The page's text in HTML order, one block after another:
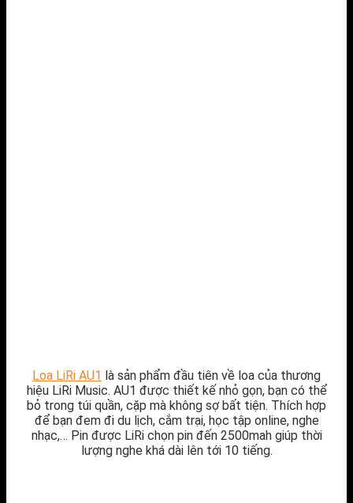
Loa LiRi AU1 là sản phẩm đầu tiên về loa của thương
hiệu LiRi Music. AU1 được thiết kế nhỏ gọn, bạn có thể
bỏ trong túi quần, cặp mà không sợ bất tiện. Thích hợp
để bạn đem đi du lịch, cắm trại, học tập online, nghe
nhạc,… Pin được LiRi chọn pin đến 2500mah giúp thời
lượng nghe khá dài lên tới 10 tiếng.